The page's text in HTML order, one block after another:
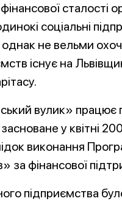
сталості
соціальні
однак не вельми
існує на
вулик» працює
у квітні
виконання
за фінансової
підприємства